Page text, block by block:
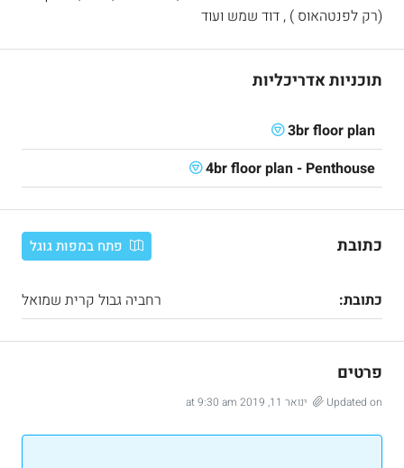
(רק לפנטהאוס ) , דוד שמש ועוד
תוכניות אדריכליות
3br floor plan
4br floor plan - Penthouse
כתובת פתח במפות גוגל
כתובת: רחביה גבול קרית שמואל
פרטים
Updated on ינואר 11, 2019 at 9:30 am